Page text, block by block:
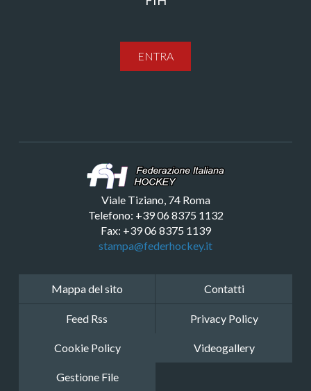
ENTRA
Viale Tiziano, 74 Roma
Telefono: +39 06 8375 1132
Fax: +39 06 8375 1139
stampa@federhockey.it
Mappa del sito Contatti
Feed Rss Privacy Policy
Cookie Policy Videogallery
Gestione File